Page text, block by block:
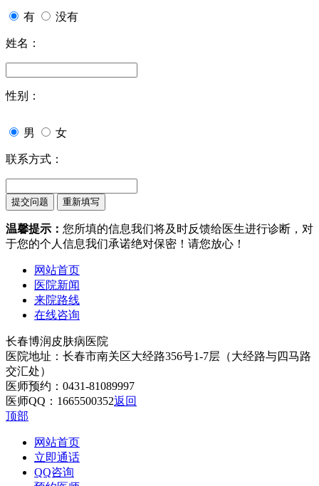
有 没有
姓名：
性别：
男 女
联系方式：
温馨提示： 您所填的信息我们将及时反馈给医生进行诊断，对
于您的个人信息我们承诺绝对保密！请您放心！
网站首页
医院新闻
来院路线
在线咨询
长春博润皮肤病医院
医院地址：长春市南关区大经路356号1-7层（大经路与四马路
交汇处）
医师预约：0431-81089997
医师QQ：1665500352返回
顶部
网站首页
立即通话
QQ咨询